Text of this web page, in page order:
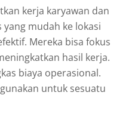
kerja karyawan dan
yang mudah ke lokasi
Mereka bisa fokus
hasil kerja.
biaya operasional.
untuk sesuatu